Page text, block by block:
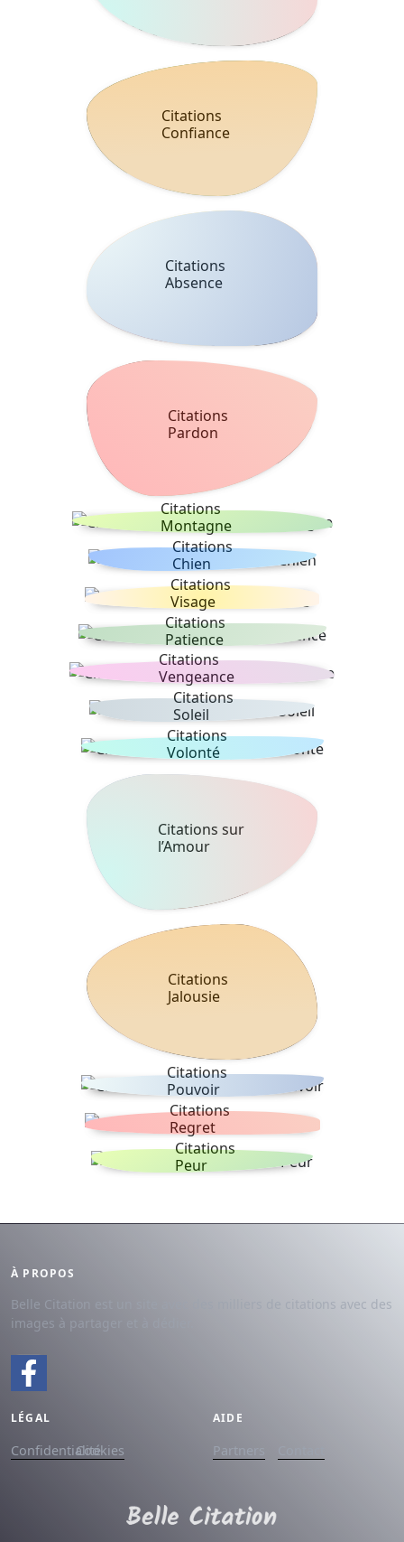
Citations
Confiance
Citations
Absence
Citations
Pardon
Citations
Montagne
Citations
Chien
Citations
Visage
Citations
Patience
Citations
Vengeance
Citations
Soleil
Citations
Volonté
Citations sur
l’Amour
Citations
Jalousie
Citations
Pouvoir
Citations
Regret
Citations
Peur
À PROPOS
Belle Citation est un site avec des milliers de citations avec des
images à partager et à dédier.
LÉGAL
ConfidentialitéCookies
AIDE
Partners